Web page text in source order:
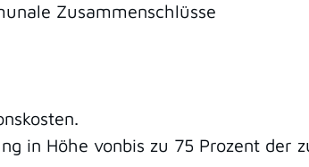
Zusammenschlüsse
in Höhe vonbis zu 75 Prozent der